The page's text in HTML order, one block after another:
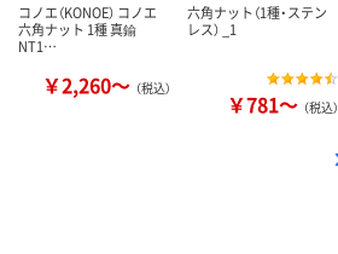
コノエ（KONOE） コノエ
六角ナット 1種 真鍮
NT1…
￥2,260～ （税込）
六角ナット（1種・ステン
レス） _1
￥781～ （税込）